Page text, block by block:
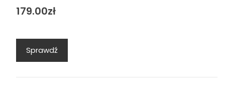
179.00zł
Sprawdź